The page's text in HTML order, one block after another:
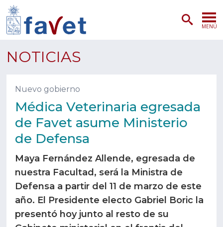
MENÚ
PREGRADO
POSTGRADO
EXTENSIÓN
SERVICIOS VETERINARIOS
FACULTAD
NOTICIAS
Nuevo gobierno
Médica Veterinaria egresada
de Favet asume Ministerio
de Defensa
Maya Fernández Allende, egresada de
nuestra Facultad, será la Ministra de
Defensa a partir del 11 de marzo de este
año. El Presidente electo Gabriel Boric la
presentó hoy junto al resto de su